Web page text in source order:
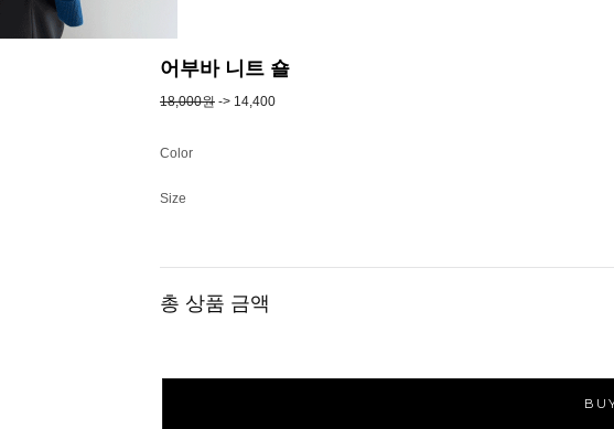
어부바 니트 숄
18,000원 -> 14,400
Color
Size
총 상품 금액